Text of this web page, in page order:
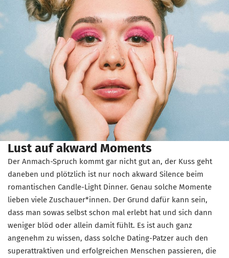
Lust auf akward Moments
Der Anmach-Spruch kommt gar nicht gut an, der Kuss geht
daneben und plötzlich ist nur noch akward Silence beim
romantischen Candle-Light Dinner. Genau solche Momente
lieben viele Zuschauer*innen. Der Grund dafür kann sein,
dass man sowas selbst schon mal erlebt hat und sich dann
weniger blöd oder allein damit fühlt. Es ist auch ganz
angenehm zu wissen, dass solche Dating-Patzer auch den
superattraktiven und erfolgreichen Menschen passieren, die